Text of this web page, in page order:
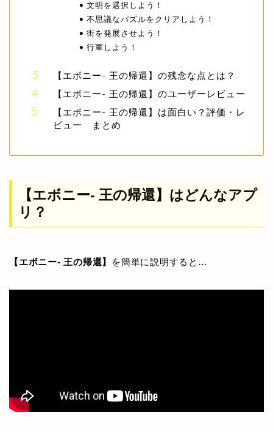
文明を選択しよう！
不思議なパズルをクリアしよう！
街を発展させよう！
行軍しよう！
【エボニー- 王の帰還】の残念な点とは？
【エボニー- 王の帰還】のユーザーレビュー
【エボニー- 王の帰還】は面白い？評価・レ
ビュー まとめ
【エボニー- 王の帰還】はどんなアプ
リ？
【エボニー- 王の帰還】 を簡単に説明すると…